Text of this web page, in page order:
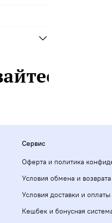
Сервис
Оферта и политика
Условия обмена и возврата
Условия доставки и оплаты
Кешбек и бонусная